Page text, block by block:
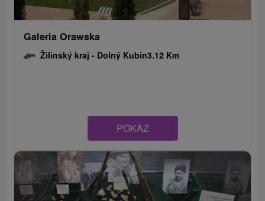
Galeria Orawska
Žilinský kraj - Dolný Kubín3.12 Km
POKAZ